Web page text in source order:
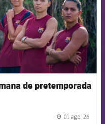
de pretemporada
01 ago. 26